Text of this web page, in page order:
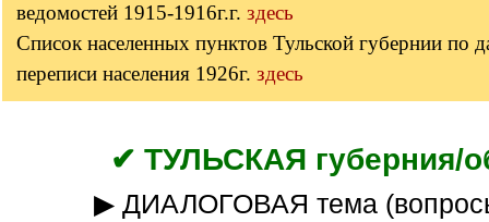
ведомостей 1915-1916г.г. здесь
Список населенных пунктов Тульской губернии по
переписи населения 1926г. здесь
✔ ТУЛЬСКАЯ губерния/
▶ ДИАЛОГОВАЯ тема